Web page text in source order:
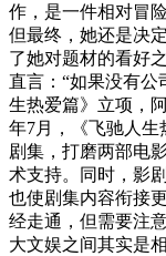
作，是一件相对冒
但最终，她还是决
了她对题材的看好
直言：“如果没有公
生热爱篇》立项，
年7月，《飞驰人
剧集，打磨两部电
术支持。同时，影
也使剧集内容衔接
经走通，但需要注
大文娱之间其实是